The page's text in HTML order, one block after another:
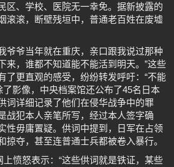
区、学校、医院无一幸免。据新披露的
滚滚，断壁残垣中，普通老百姓在废墟
爷爷当年就在重庆，亲口跟我说过那种
来，谁都不知道能不能活到明天。”这些
了更直观的感受，纷纷转发呼吁：“不能
了影像，中央档案馆还公布了45名日本
词详细记录了他们在侵华战争中的罪
战犯本人亲笔所写，经过本人签字确
性毋庸置疑。供词中提到，日军在占领
掠夺，甚至连普通士兵都被卷入暴行。
上愤怒表示：“这些供词就是铁证，某些